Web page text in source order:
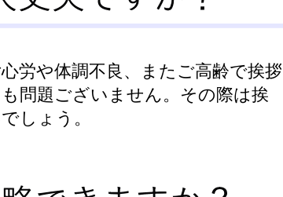
労や体調不良、またご高齢で挨拶
問題ございません。その際は挨
しょう。